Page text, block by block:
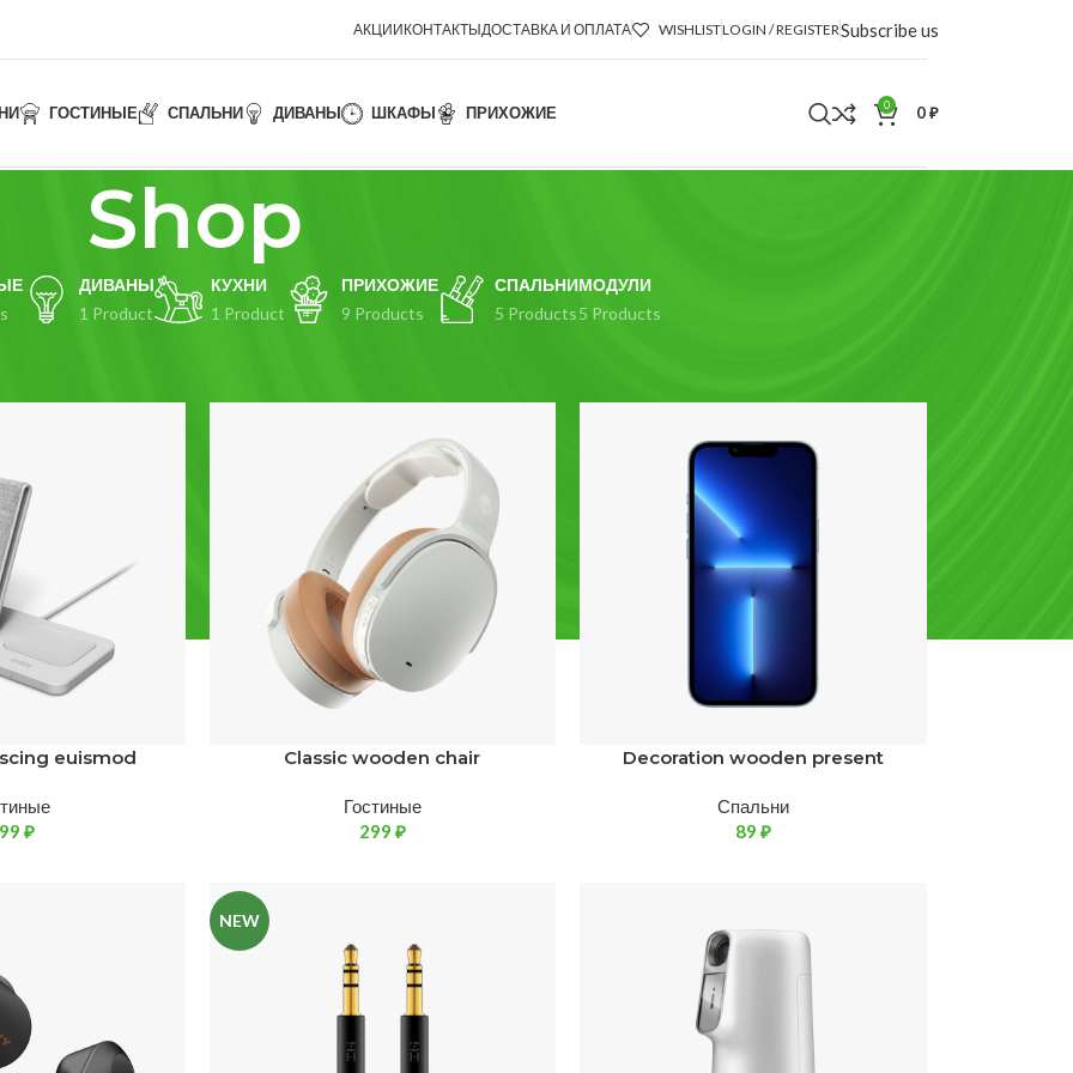
АКЦИИКОНТАКТЫДОСТАВКА И ОПЛАТА WISHLISTLOGIN / REGISTERSubscribe us
ГОСТИНЫЕ СПАЛЬНИ ДИВАНЫ ШКАФЫ ПРИХОЖИЕ 0 0₽
Shop
ДИВАНЫ
1 Product
КУХНИ
1 Product
ПРИХОЖИЕ
9 Products
СПАЛЬНИ
5 Products
МОДУЛИ
5 Products
euismod
₽
Classic wooden chair
Гостиные
299 ₽
Decoration wooden present
Спальни
89₽
NEW